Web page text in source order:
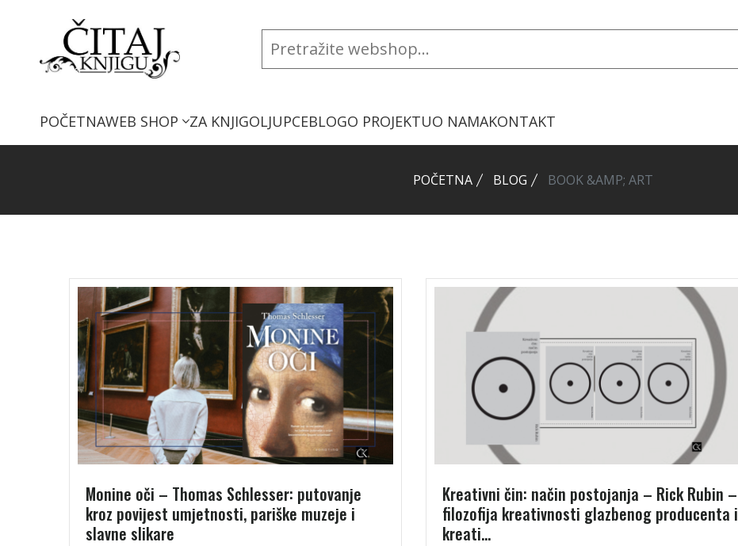
POČETNAWEB SHOP ZA KNJIGOLJUPCEBLOGO PROJEKTUO NAMAKONTAKT
POČETNA BLOG BOOK &AMP; ART
Monine oči – Thomas Schlesser: putovanje
kroz povijest umjetnosti, pariške muzeje i
slavne slikare
Kreativni čin: način postojanja – Rick Rubin –
filozofija kreativnosti glazbenog producenta i
kreati...